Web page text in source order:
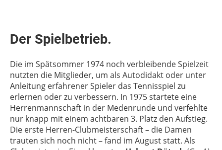
Der Spielbetrieb.
Die im Spätsommer 1974 noch verbleibende Spielzeit
nutzten die Mitglieder, um als Autodidakt oder unter
Anleitung erfahrener Spieler das Tennisspiel zu
erlernen oder zu verbessern. In 1975 startete eine
Herrenmannschaft in der Medenrunde und verfehlte
nur knapp mit einem achtbaren 3. Platz den Aufstieg.
Die erste Herren-Clubmeisterschaft – die Damen
trauten sich noch nicht – fand im August statt. Als